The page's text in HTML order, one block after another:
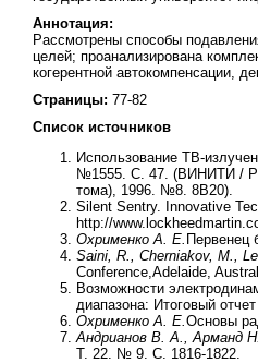
Аннотация:
Рассмотрены способы
целей; проанализирована
когерентной автокомпенсации,
Страницы: 77-82
Список источников
Использование ТВ-
№1555. C. 47. (ВИНИТИ /
тома), 1996. №8. 8В20).
Silent Sentry. Innovative
http://
Охрименко А. Е. Первенец
Saini, R., Cherniakov, M.,
Conference,Adelaide,
Возможности
диапазона: Итоговый
Охрименко А. Е.Основы
Андрианов В. А., Арманд
Т. 22. № 9. С. 1816-1822.